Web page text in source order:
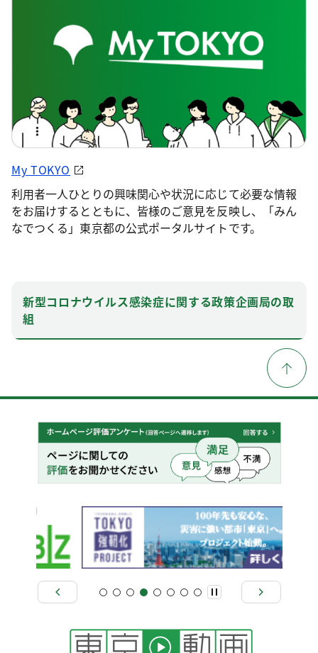
My TOKYO
利用者一人ひとりの興味関心や状況に応じて必要な情報
をお届けするとともに、皆様のご意見を反映し、「みん
なでつくる」東京都の公式ポータルサイトです。
新型コロナウイルス感染症に関する政策企画局の取
組